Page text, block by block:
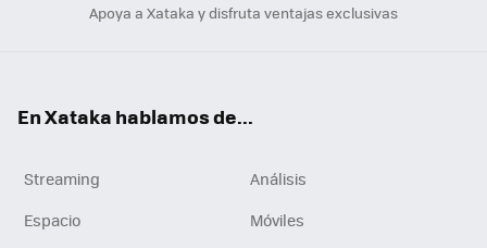
Apoya a Xataka y disfruta ventajas exclusivas
En Xataka hablamos de...
Streaming
Análisis
Espacio
Móviles